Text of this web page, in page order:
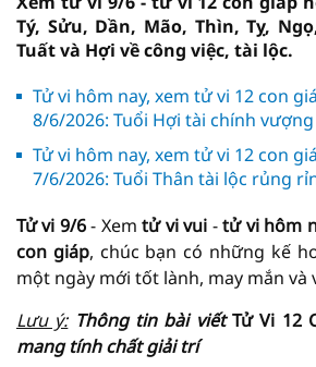
Tý, Sửu, Dần, Mão, Thìn, Tỵ,
Tuất và Hợi về công việc, tài lộc.
Tử vi hôm nay, xem tử vi 12 con
8/6/2026: Tuổi Hợi tài chính
Tử vi hôm nay, xem tử vi 12 con
7/6/2026: Tuổi Thân tài lộc rủng
Tử vi 9/6- Xemtử vi vui -tử vi hôm
con giáp, chúc bạn có những kế
một ngày mới tốt lành, may mắn và
Lưu ý: Thông tin bài viếtTử Vi 12
mang tính chất giải trí